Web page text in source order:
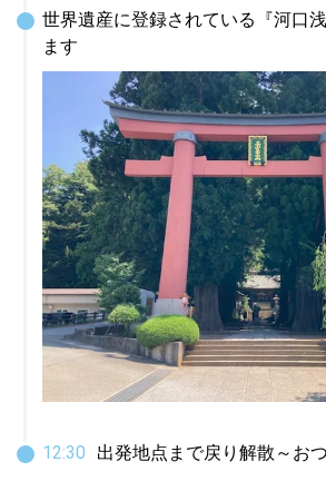
世界遺産に登録されている『河口
ます
12:30 出発地点まで戻り解散～お